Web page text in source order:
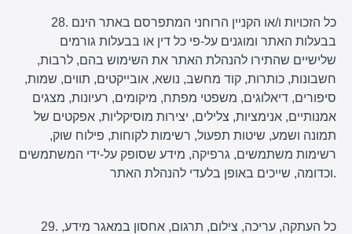
28. כל הזכויות ו/או הקניין הרוחני המתפרסם באתר הינם
בבעלות האתר ומוגנים על-פי כל דין או בבעלות גורמים
שלישיים שהתירו להנהלת האתר את השימוש בהם, לרבות,
חשבונות, כותרות, קוד מחשב, נושא, אובייקטים, תווים, שמות,
סיפורים, דיאלוגים, משפטי מפתח, מיקומים, רעיונות, מצגים
אמנותיים, אנימציות, צלילים, יצירות מוסיקליות, אפקטים של
תמונה ושמע, שיטות תפעול, רשימות לקוחות, פילוח שוק,
רשימות משתמשים, גרפיקה, מידע שסופק על-ידי המשתמשים
וכדומה, שייכים באופן בלעדי להנהלת האתר.
29. כל העתקה, עריכה, צילום, תרגום, אחסון במאגר מידע,